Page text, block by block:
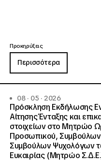
Προκηρύξεις
Περισσότερα
08 · 05 · 2026
Πρόσκληση Εκδήλωσης
Αίτησης Ένταξης και
στοιχείων στο Μητρώο
Προσωπικού, Συμβούλων
Συμβούλων Ψυχολόγων
Ευκαιρίας (Μητρώο